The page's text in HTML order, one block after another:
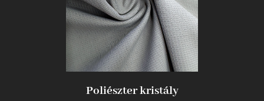
Poliészter kristály